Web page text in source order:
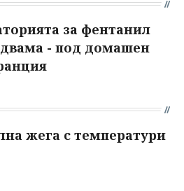
за фентанил
двама - под домашен
жега с температури